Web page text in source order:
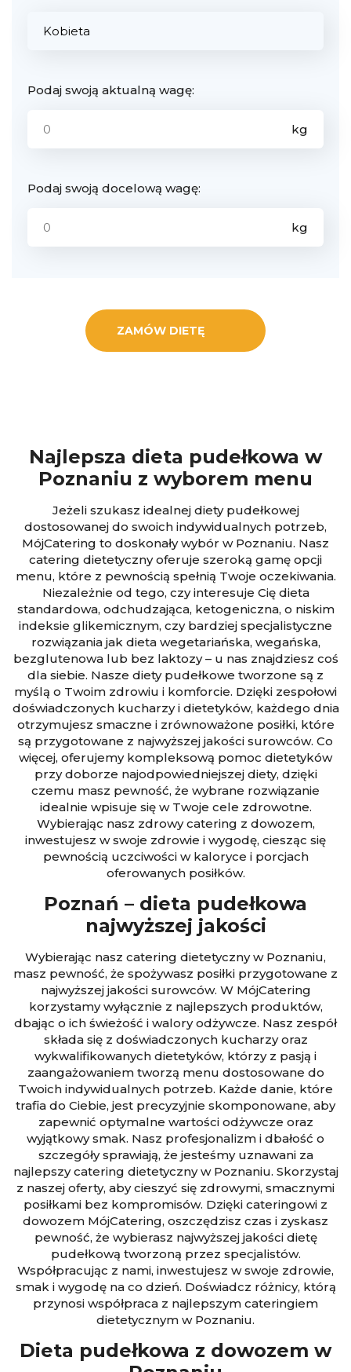
Podaj swoją aktualną wagę:
Podaj swoją docelową wagę:
ZAMÓW DIETĘ
Najlepsza dieta pudełkowa w
Poznaniu z wyborem menu
Jeżeli szukasz idealnej diety pudełkowej
dostosowanej do swoich indywidualnych potrzeb,
MójCatering to doskonały wybór w Poznaniu. Nasz
catering dietetyczny oferuje szeroką gamę opcji
menu, które z pewnością spełnią Twoje oczekiwania.
Niezależnie od tego, czy interesuje Cię dieta
standardowa, odchudzająca, ketogeniczna, o niskim
indeksie glikemicznym, czy bardziej specjalistyczne
rozwiązania jak dieta wegetariańska, wegańska,
bezglutenowa lub bez laktozy – u nas znajdziesz coś
dla siebie. Nasze diety pudełkowe tworzone są z
myślą o Twoim zdrowiu i komforcie. Dzięki zespołowi
doświadczonych kucharzy i dietetyków, każdego dnia
otrzymujesz smaczne i zrównoważone posiłki, które
są przygotowane z najwyższej jakości surowców. Co
więcej, oferujemy kompleksową pomoc dietetyków
przy doborze najodpowiedniejszej diety, dzięki
czemu masz pewność, że wybrane rozwiązanie
idealnie wpisuje się w Twoje cele zdrowotne.
Wybierając nasz zdrowy catering z dowozem,
inwestujesz w swoje zdrowie i wygodę, ciesząc się
pewnością uczciwości w kaloryce i porcjach
oferowanych posiłków.
Poznań – dieta pudełkowa
najwyższej jakości
Wybierając nasz catering dietetyczny w Poznaniu,
masz pewność, że spożywasz posiłki przygotowane z
najwyższej jakości surowców. W MójCatering
korzystamy wyłącznie z najlepszych produktów,
dbając o ich świeżość i walory odżywcze. Nasz zespół
składa się z doświadczonych kucharzy oraz
wykwalifikowanych dietetyków, którzy z pasją i
zaangażowaniem tworzą menu dostosowane do
Twoich indywidualnych potrzeb. Każde danie, które
trafia do Ciebie, jest precyzyjnie skomponowane, aby
zapewnić optymalne wartości odżywcze oraz
wyjątkowy smak. Nasz profesjonalizm i dbałość o
szczegóły sprawiają, że jesteśmy uznawani za
najlepszy catering dietetyczny w Poznaniu. Skorzystaj
z naszej oferty, aby cieszyć się zdrowymi, smacznymi
posiłkami bez kompromisów. Dzięki cateringowi z
dowozem MójCatering, oszczędzisz czas i zyskasz
pewność, że wybierasz najwyższej jakości dietę
pudełkową tworzoną przez specjalistów.
Współpracując z nami, inwestujesz w swoje zdrowie,
smak i wygodę na co dzień. Doświadcz różnicy, którą
przynosi współpraca z najlepszym cateringiem
dietetycznym w Poznaniu.
Dieta pudełkowa z dowozem w